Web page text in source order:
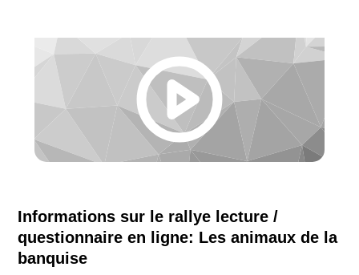
Informations sur le rallye lecture /
questionnaire en ligne: Les animaux de la
banquise